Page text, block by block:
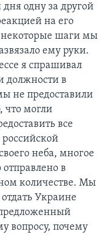
одну за другой
на его
некоторые шаги мы
ему руки.
я спрашивал
должности в
не предоставили
что могли
все
неба, многое
отправлено в
количестве. Мы
Украине
вопросу, почему